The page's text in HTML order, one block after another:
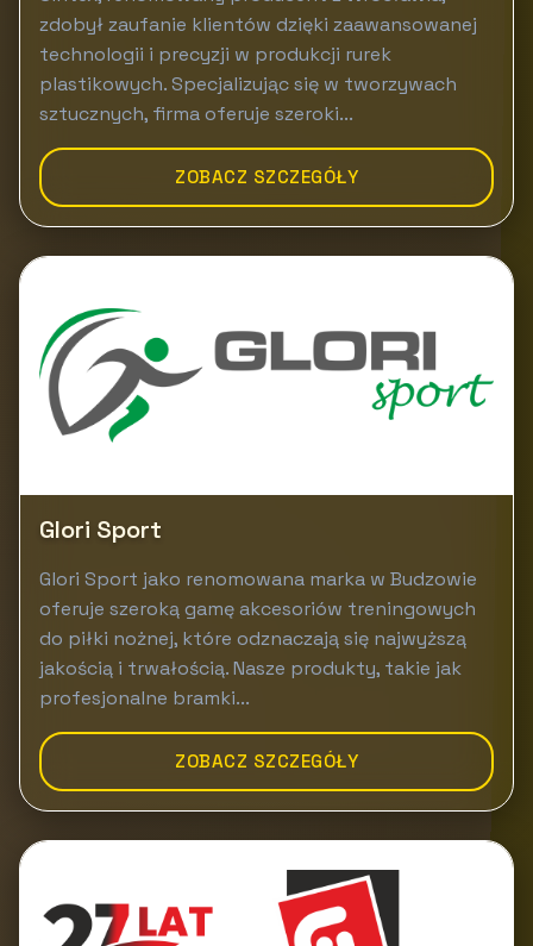
zdobył zaufanie klientów dzięki zaawansowanej
technologii i precyzji w produkcji rurek
plastikowych. Specjalizując się w tworzywach
sztucznych, firma oferuje szeroki...
ZOBACZ SZCZEGÓŁY
Glori Sport
Glori Sport jako renomowana marka w Budzowie
oferuje szeroką gamę akcesoriów treningowych
do piłki nożnej, które odznaczają się najwyższą
jakością i trwałością. Nasze produkty, takie jak
profesjonalne bramki...
ZOBACZ SZCZEGÓŁY